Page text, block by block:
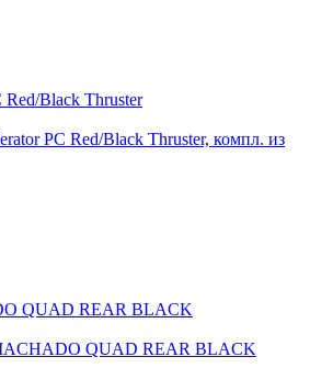
PC Red/Black Thruster, компл. из
QUAD REAR BLACK